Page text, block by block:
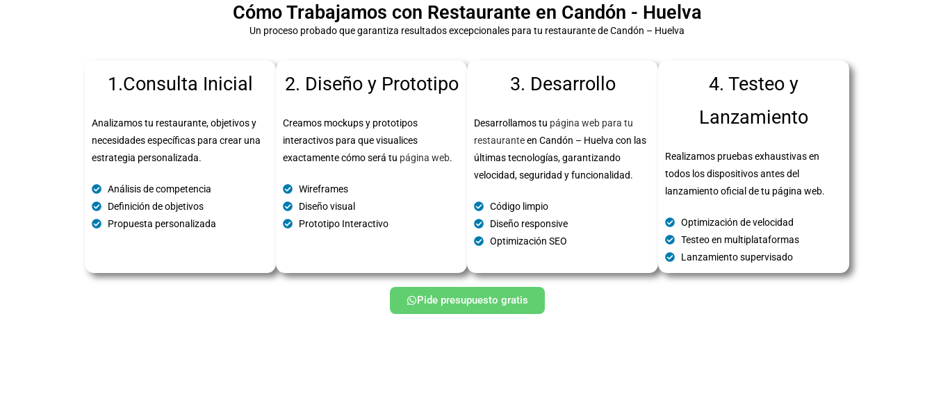
Cómo Trabajamos con Restaurante en Candón - Huelva
Un proceso probado que garantiza resultados excepcionales para tu restaurante de Candón – Huelva
1.Consulta Inicial
Analizamos tu restaurante, objetivos y
necesidades específicas para crear una
estrategia personalizada.
Análisis de competencia
Definición de objetivos
Propuesta personalizada
2. Diseño y Prototipo
Creamos mockups y prototipos
interactivos para que visualices
exactamente cómo será tu página web.
Wireframes
Diseño visual
Prototipo Interactivo
3. Desarrollo
Desarrollamos tu página web para tu
restauranteen Candón – Huelva con las
últimas tecnologías, garantizando
velocidad, seguridad y funcionalidad.
Código limpio
Diseño responsive
Optimización SEO
4. Testeo y
Lanzamiento
Realizamos pruebas exhaustivas en
todos los dispositivos antes del
lanzamiento oficial de tu página web.
Optimización de velocidad
Testeo en multiplataformas
Lanzamiento supervisado
Pide presupuesto gratis